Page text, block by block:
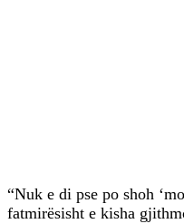
“Nuk e di pse po shoh
fatmirësisht e kisha